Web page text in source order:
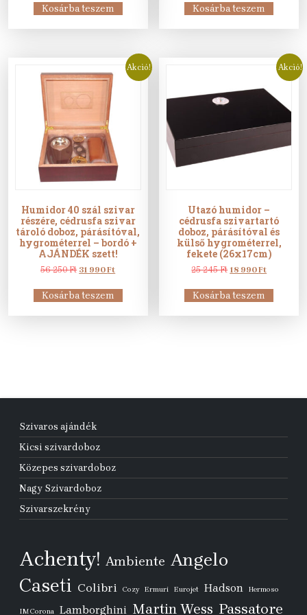
was:
132
is:
75
Kosárba teszem
was:
25
is:
17
Kosárba teszem
Akció!
Humidor 40 szál szivar
részére, cédrusfa szivar
tároló doboz, párásítóval,
hygrométerrel – bordó +
AJÁNDÉK szett!
56 250Ft Original
was:
56
31 990FtCurrent
is:
31
Kosárba teszem
Akció!
Utazó humidor –
cédrusfa szivartartó
doboz, párásítóval és
külső hygrométerrel,
fekete (26x17cm)
25 245Ft Original
was:
25
18 990FtCurrent
is:
18
Kosárba teszem
Szivaros ajándék
Kicsi szivardoboz
Közepes szivardoboz
Nagy Szivardoboz
Szivarszekrény
Achenty! Ambiente Angelo
Caseti Colibri Cozy Ermuri Eurojet Hadson Hermoso
IM Corona Lamborghini Martin Wess Passatore